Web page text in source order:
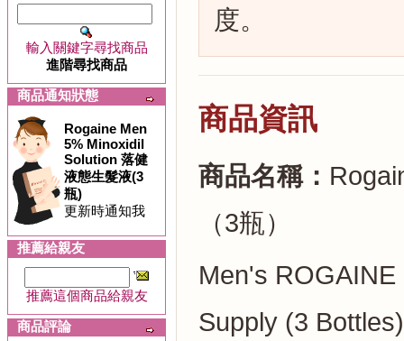
輸入關鍵字尋找商品
進階尋找商品
商品通知狀態
Rogaine Men
5% Minoxidil
Solution 落健
液態生髮液(3
瓶)
更新時通知我
推薦給親友
推薦這個商品給親友
商品評論
度。
商品資訊
商品名稱：
（3瓶）
Men's
Supply (3 Bottles)